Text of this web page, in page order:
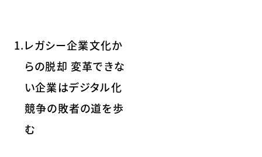
1.レガシー企業文化か
らの脱却 変革できな
い企業はデジタル化
競争の敗者の道を歩
む